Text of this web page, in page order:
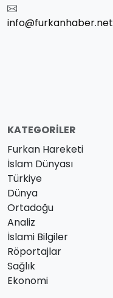
info@furkanhaber.net
KATEGORILER
Furkan Hareketi
İslam Dünyası
Türkiye
Dünya
Ortadoğu
Analiz
İslami Bilgiler
Röportajlar
Sağlık
Ekonomi